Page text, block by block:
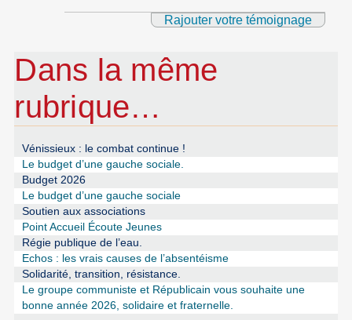
Rajouter votre témoignage
Dans la même
rubrique…
Vénissieux : le combat continue !
Le budget d’une gauche sociale.
Budget 2026
Le budget d’une gauche sociale
Soutien aux associations
Point Accueil Écoute Jeunes
Régie publique de l’eau.
Echos : les vrais causes de l’absentéisme
Solidarité, transition, résistance.
Le groupe communiste et Républicain vous souhaite une
bonne année 2026, solidaire et fraternelle.